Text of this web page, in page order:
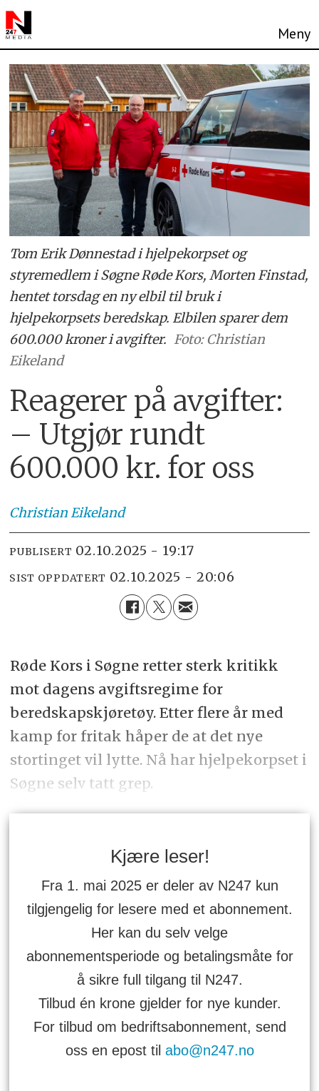
Tom Erik Dønnestad i hjelpekorpset og
styremedlem i Søgne Røde Kors, Morten Finstad,
hentet torsdag en ny elbil til bruk i
hjelpekorpsets beredskap. Elbilen sparer dem
600.000 kroner i avgifter. Foto: Christian
Eikeland
Reagerer på avgifter:
– Utgjør rundt
600.000 kr. for oss
ChristianEikeland
PUBLISERT 02.10.2025 - 19:17
SIST OPPDATERT 02.10.2025 - 20:06
Røde Kors i Søgne retter sterk kritikk
mot dagens avgiftsregime for
beredskapskjøretøy. Etter flere år med
kamp for fritak håper de at det nye
stortinget vil lytte. Nå har hjelpekorpset i
Søgne selv tatt grep.
Kjære leser!
Fra 1. mai 2025 er deler av N247 kun
tilgjengelig for lesere med et abonnement.
Her kan du selv velge
abonnementsperiode og betalingsmåte for
å sikre full tilgang til N247.
Tilbud én krone gjelder for nye kunder.
For tilbud om bedriftsabonnement, send
oss en epost til abo@n247.no